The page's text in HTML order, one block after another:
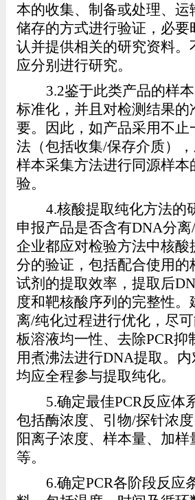
本的收集、制备或处理、运
储存的方式进行验证，必要
认并提供相关的研究资料。
应分别进行研究。
3.2鉴于此类产品的样
标准化，并且对检测结果的
要。因此，如产品采用不止
法（包括收集/保存介质）
样本采集方法进行同源样本
验。
4.核酸提取纯化方法的
申报产品是否含有DNA分离/
企业都应对检验方法中核酸
分的验证，包括配合使用的
试剂的提取效率，提取后
度和靶核酸序列的完整性。
离/纯化过程进行优化，尽
板溶液均一性、去除PCR抑
用煮沸法进行DNA提取。
均应全程参与提取纯化。
5.确定最佳PCR反应体
包括酶浓度、引物/探针浓度
阳离子浓度、样本量、加样
等。
6.确定PCR各阶段反应